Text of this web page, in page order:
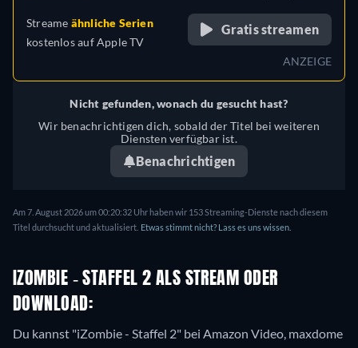
Streame ähnliche Serien
kostenlos aufApple TV
Gratis streamen
ANZEIGE
Nicht gefunden, wonach du gesucht hast?
Wir benachrichtigen dich, sobald der Titel bei weiteren
Diensten verfügbar ist.
Benachrichtigen
Am 7. August 2026 um 00:20:32 Uhr haben wir 153 Streaming-Dienste nach diesem
Titel durchsucht und aktualisiert. Etwas stimmt nicht? Lass es uns wissen.
IZOMBIE - STAFFEL 2 ALS STREAM ODER
DOWNLOAD:
Du kannst "iZombie - Staffel 2" bei Amazon Video, maxdome